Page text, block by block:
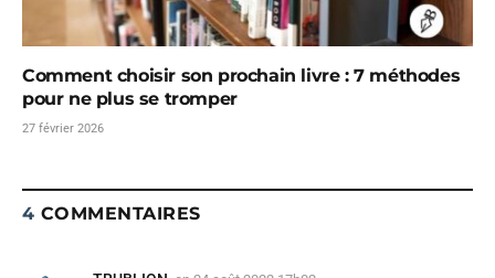
Comment choisir son prochain livre : 7 méthodes
pour ne plus se tromper
27 février 2026
4 COMMENTAIRES